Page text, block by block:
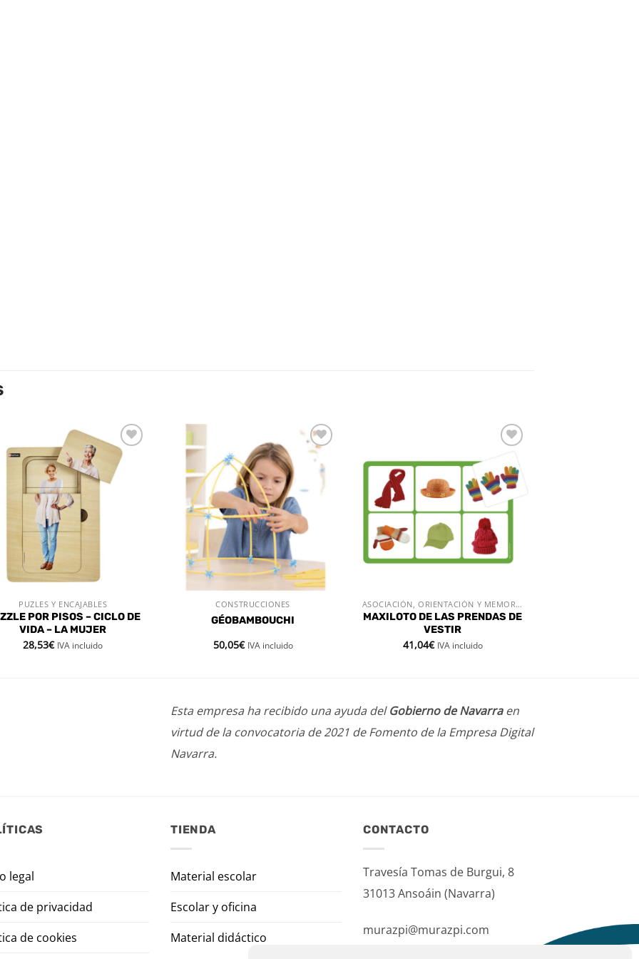
Añadir
a la
lista de
VISTA RÁPIDA
PUZLES Y ENCAJABLES
POR PISOS – CICLO DE
VIDA – LA MUJER
28,53€ IVA incluido
Añadir
a la
lista de
VISTA RÁPIDA
CONSTRUCCIONES
GÉOBAMBOUCHI
50,05€ IVA incluido
a la
lista de
deseos
VISTA RÁPIDA ASOCIACIÓN, ORIENTACIÓN Y MEMORIA
MAXILOTO DE LAS PRENDAS DE
VESTIR
41,04€ IVA incluido
Esta empresa ha recibido una ayuda delGobierno de Navarraen
virtud de la convocatoria de 2021 de Fomento de la Empresa Digital
Navarra.
legal
de privacidad
de cookies
TIENDA
Material escolar
Escolar y oficina
Material didáctico
CONTACTO
Travesía Tomas de Burgui, 8
31013 Ansoáin (Navarra)
murazpi@murazpi.com